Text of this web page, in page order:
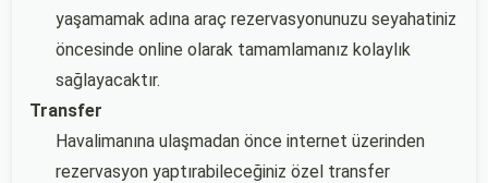
yaşamamak adına araç rezervasyonunuzu seyahatiniz
öncesinde online olarak tamamlamanız kolaylık
sağlayacaktır.
Transfer
Havalimanına ulaşmadan önce internet üzerinden
rezervasyon yaptırabileceğiniz özel transfer